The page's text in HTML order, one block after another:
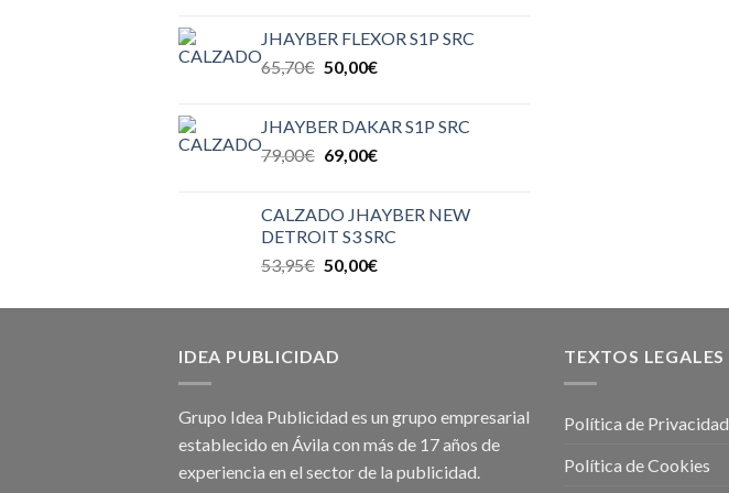
JHAYBER FLEXOR S1P SRC
65,70€ 50,00€
JHAYBER DAKAR S1P SRC
79,00€ 69,00€
CALZADO JHAYBER NEW
DETROIT S3 SRC
53,95€ 50,00€
IDEA PUBLICIDAD
Grupo Idea Publicidad es un grupo empresarial
establecido en Ávila con más de 17 años de
experiencia en el sector de la publicidad.
TEXTOS LEGALES
Política de Privacidad
Política de Cookies